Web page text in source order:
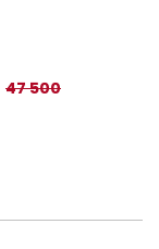
47 500